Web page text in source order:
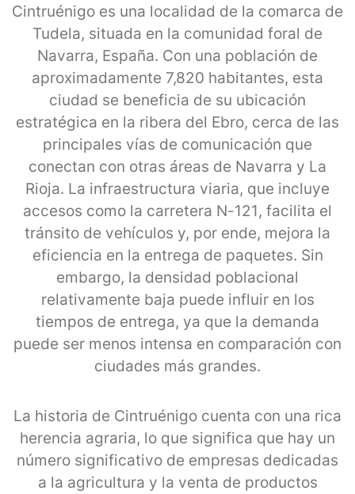
Cintruénigo es una localidad de la comarca de
Tudela, situada en la comunidad foral de
Navarra, España. Con una población de
aproximadamente 7,820 habitantes, esta
ciudad se beneficia de su ubicación
estratégica en la ribera del Ebro, cerca de las
principales vías de comunicación que
conectan con otras áreas de Navarra y La
Rioja. La infraestructura viaria, que incluye
accesos como la carretera N-121, facilita el
tránsito de vehículos y, por ende, mejora la
eficiencia en la entrega de paquetes. Sin
embargo, la densidad poblacional
relativamente baja puede influir en los
tiempos de entrega, ya que la demanda
puede ser menos intensa en comparación con
ciudades más grandes.
La historia de Cintruénigo cuenta con una rica
herencia agraria, lo que significa que hay un
número significativo de empresas dedicadas
a la agricultura y la venta de productos